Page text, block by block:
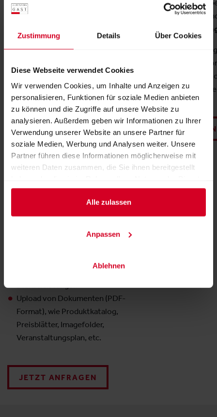
Zustimmung Details Über Cookies
Diese Webseite verwendet Cookies
Wir verwenden Cookies, um Inhalte und Anzeigen zu
personalisieren, Funktionen für soziale Medien anbieten
zu können und die Zugriffe auf unsere Website zu
analysieren. Außerdem geben wir Informationen zu Ihrer
Verwendung unserer Website an unsere Partner für
soziale Medien, Werbung und Analysen weiter. Unsere
Partner führen diese Informationen möglicherweise mit
weiteren Daten zusammen, die Sie ihnen bereitgestellt
gesammelt haben.
Alle zulassen
Anpassen
Ablehnen
Dieses Paket ist bei der Anmeldung
zur Messe inkludiert!
Halle/Standnummer
Reichern Sie ihr Profil an und heben
Sie sich vom Mitbewerb ab - ergänzen
Sie ihren Eintrag!
Marken, die Sie repräsentieren
Link auf Ihre Unternehmens-Website
und Verlinkung zu Ihren Social Media
Galerie Ihrer Produkte und
Upload von Dokumenten (PDF-
Format), wie Produktkatalog,
Preisblätter, Imagefolder,
Veranstaltungsplan, etc.
JETZT ANFRAGEN
Dieses Paket
vonBronze
Farbliche
Kontakt-
Maximale
JETZT